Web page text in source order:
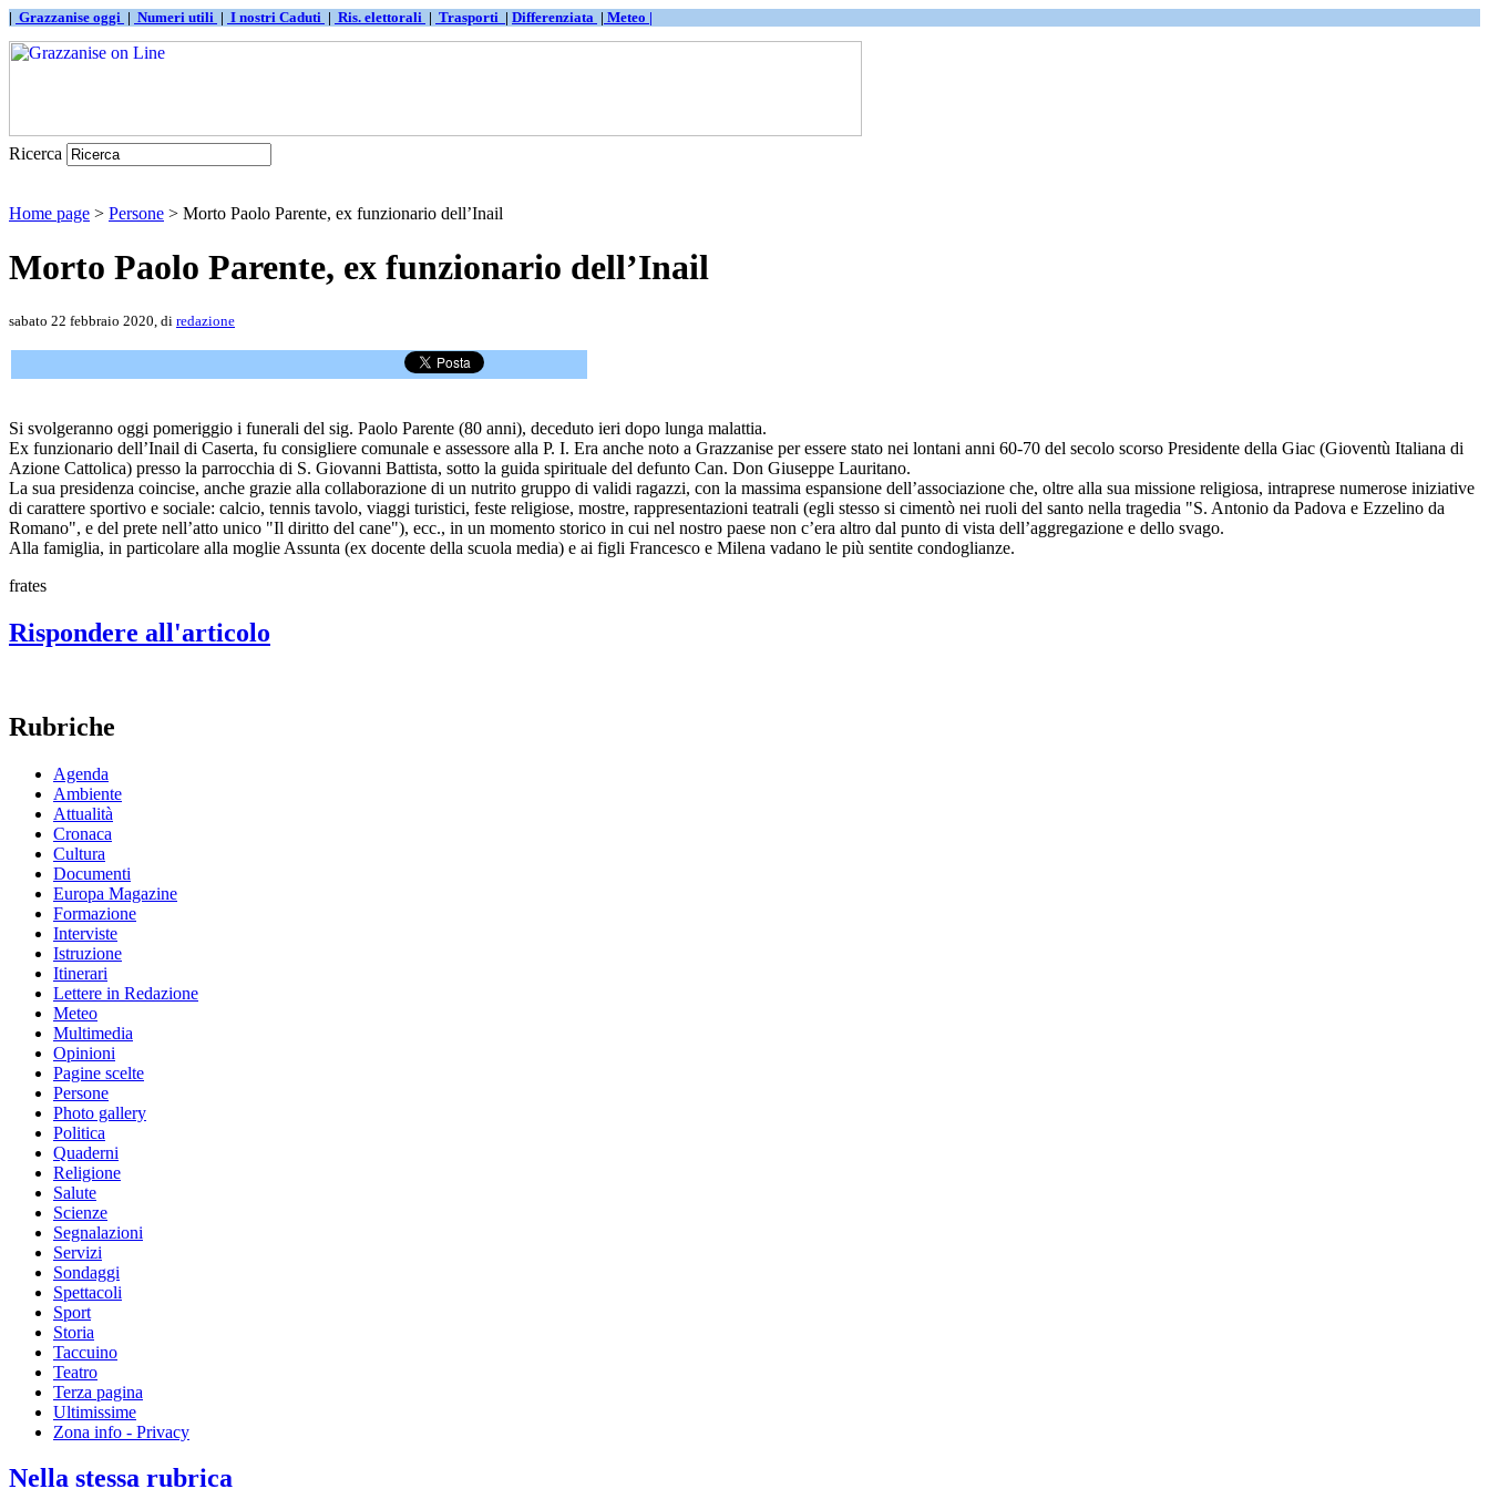
| Grazzanise oggi | Numeri utili | I nostri Caduti | Ris. elettorali | Trasporti | Differenziata | Meteo |
Ricerca
Home page > Persone > Morto Paolo Parente, ex funzionario dell’Inail
Morto Paolo Parente, ex funzionario dell’Inail
sabato 22 febbraio 2020, di redazione
Si svolgeranno oggi pomeriggio i funerali del sig. Paolo Parente (80 anni), deceduto ieri dopo lunga malattia.
Ex funzionario dell’Inail di Caserta, fu consigliere comunale e assessore alla P. I. Era anche noto a Grazzanise per essere stato nei lontani anni 60-70 del secolo scorso Presidente della Giac (Gioventù Italiana di
Azione Cattolica) presso la parrocchia di S. Giovanni Battista, sotto la guida spirituale del defunto Can. Don Giuseppe Lauritano.
La sua presidenza coincise, anche grazie alla collaborazione di un nutrito gruppo di validi ragazzi, con la massima espansione dell’associazione che, oltre alla sua missione religiosa, intraprese numerose iniziative
di carattere sportivo e sociale: calcio, tennis tavolo, viaggi turistici, feste religiose, mostre, rappresentazioni teatrali (egli stesso si cimentò nei ruoli del santo nella tragedia "S. Antonio da Padova e Ezzelino da
Romano", e del prete nell’atto unico "Il diritto del cane"), ecc., in un momento storico in cui nel nostro paese non c’era altro dal punto di vista dell’aggregazione e dello svago.
Alla famiglia, in particolare alla moglie Assunta (ex docente della scuola media) e ai figli Francesco e Milena vadano le più sentite condoglianze.
frates
Rispondere all'articolo
Rubriche
Agenda
Ambiente
Attualità
Cronaca
Cultura
Documenti
Europa Magazine
Formazione
Interviste
Istruzione
Itinerari
Lettere in Redazione
Meteo
Multimedia
Opinioni
Pagine scelte
Persone
Photo gallery
Politica
Quaderni
Religione
Salute
Scienze
Segnalazioni
Servizi
Sondaggi
Spettacoli
Sport
Storia
Taccuino
Teatro
Terza pagina
Ultimissime
Zona info - Privacy
Nella stessa rubrica